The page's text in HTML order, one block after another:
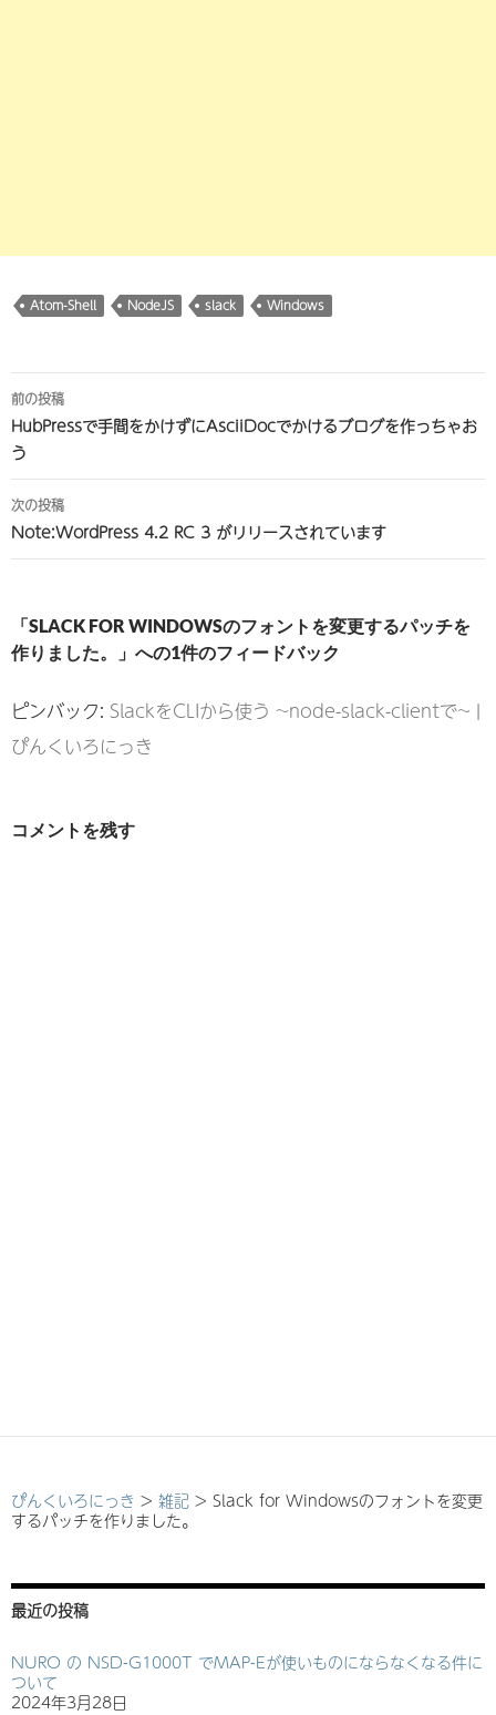
Atom-Shell NodeJS slack Windows
投
稿
ナ
ビ
ゲ
シ
ョ
ン
前の投稿
HubPressで手間をかけずにAsciiDocでかけるブログを作っちゃお
う
次の投稿
Note:WordPress 4.2 RC 3 がリリースされています
「SLACK FOR WINDOWSのフォントを変更するパッチを
作りました。」への1件のフィードバック
ピンバック: SlackをCLIから使う ~node-slack-clientで~ |
ぴんくいろにっき
コメントを残す
ぴんくいろにっき > 雑記 > Slack for Windowsのフォントを変更
するパッチを作りました。
最近の投稿
NURO の NSD-G1000T でMAP-Eが使いものにならなくなる件に
ついて
2024年3月28日